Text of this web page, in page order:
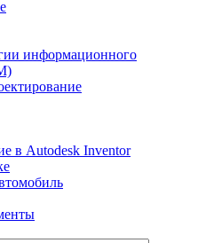
информационного
в Autodesk Inventor